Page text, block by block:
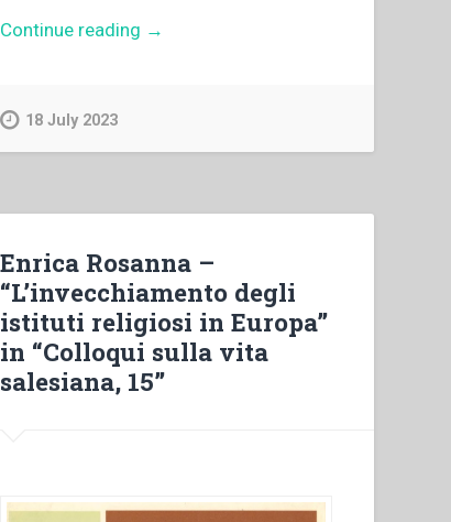
Continue reading “Francesco
dell’Europa
in
“Colloqui
sulla
vita
salesiana,
→
18 July 2023
Enrica Rosanna –
“L’invecchiamento degli
istituti religiosi in Europa”
in “Colloqui sulla vita
salesiana, 15”